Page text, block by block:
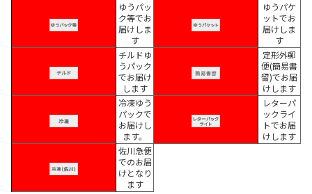
ゆうパッ
ク等でお
届けしま
す
ゆうパケ
ットでお
届けしま
す
チルドゆ
うパック
でお届け
します
定形外郵
便(簡易書
留)でお届
けします
冷凍ゆう
パックで
お届けし
ます。
レターパ
ックライ
トでお届
けします
佐川急便
でのお届
けとなり
ます